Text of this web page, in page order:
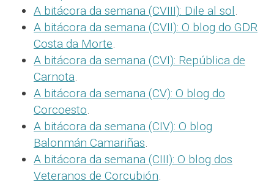
A bitácora da semana (CVIII): Dile al sol.
A bitácora da semana (CVII): O blog do GDR
Costa da Morte.
A bitácora da semana (CVI): República de
Carnota.
A bitácora da semana (CV): O blog do
Corcoesto.
A bitácora da semana (CIV): O blog
Balonmán Camariñas.
A bitácora da semana (CIII): O blog dos
Veteranos de Corcubión.